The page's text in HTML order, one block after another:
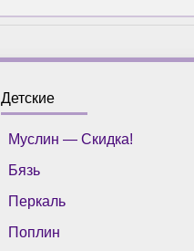
Детские
Муслин — Скидка!
Бязь
Перкаль
Поплин